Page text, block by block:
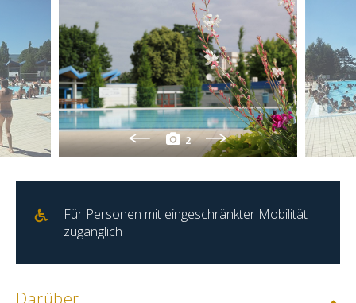
2
Für Personen mit eingeschränkter Mobilität
zugänglich
Darüber